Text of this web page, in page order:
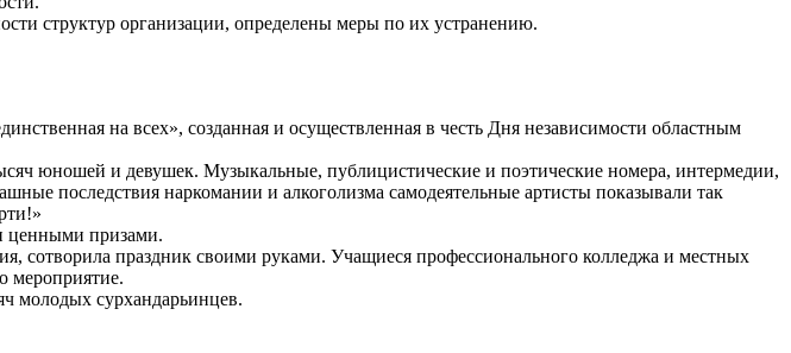
структур организации, определены меры по их устранению.
на всех», созданная и осуществленная в честь Дня независимости областным
юношей и девушек. Музыкальные, публицистические и поэтические номера, интермедии,
последствия наркомании и алкоголизма самодеятельные артисты показывали так
ценными призами.
сотворила праздник своими руками. Учащиеся профессионального колледжа и местных
мероприятие.
молодых сурхандарьинцев.